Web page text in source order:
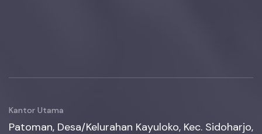
Kantor Utama
Patoman, Desa/Kelurahan Kayuloko, Kec. Sidoharjo,